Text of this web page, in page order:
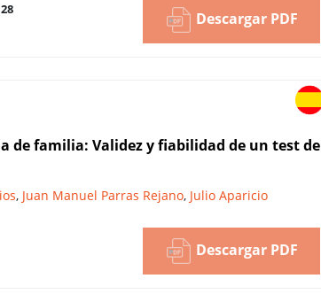
28 Descargar PDF
de familia: Validez y fiabilidad de un test de
, Juan Manuel Parras Rejano, Julio Aparicio
Descargar PDF